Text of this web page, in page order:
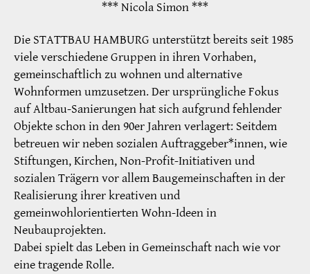
*** Nicola Simon ***
Die STATTBAU HAMBURG unterstützt bereits seit 1985
viele verschiedene Gruppen in ihren Vorhaben,
gemeinschaftlich zu wohnen und alternative
Wohnformen umzusetzen. Der ursprüngliche Fokus
auf Altbau-Sanierungen hat sich aufgrund fehlender
Objekte schon in den 90er Jahren verlagert: Seitdem
betreuen wir neben sozialen Auftraggeber*innen, wie
Stiftungen, Kirchen, Non-Profit-Initiativen und
sozialen Trägern vor allem Baugemeinschaften in der
Realisierung ihrer kreativen und
gemeinwohlorientierten Wohn-Ideen in
Neubauprojekten.
Dabei spielt das Leben in Gemeinschaft nach wie vor
eine tragende Rolle.